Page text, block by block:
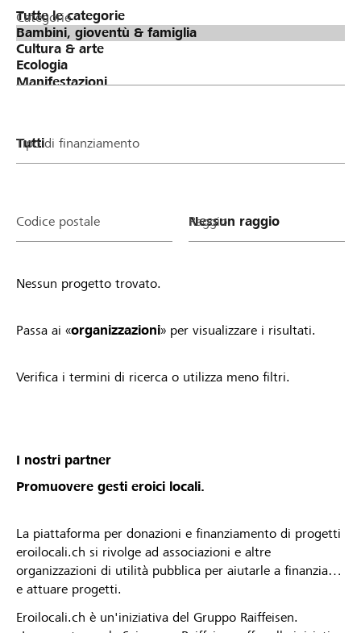
Categorie
Tipo di finanziamento
Codice postale Raggio
Nessun progetto trovato.
Passa ai «organizzazioni» per visualizzare i risultati.
Verifica i termini di ricerca o utilizza meno filtri.
I nostri partner
Promuovere gesti eroici locali.
La piattaforma per donazioni e finanziamento di progetti
eroilocali.ch si rivolge ad associazioni e altre
organizzazioni di utilità pubblica per aiutarle a finanziare
e attuare progetti.
Eroilocali.ch è un'iniziativa del Gruppo Raiffeisen.